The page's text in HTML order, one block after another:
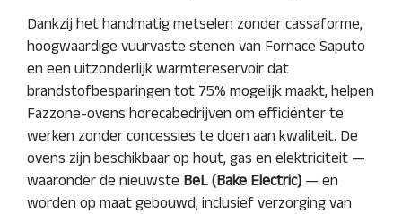
Dankzij het handmatig metselen zonder cassaforme,
hoogwaardige vuurvaste stenen van Fornace Saputo
en een uitzonderlijk warmtereservoir dat
brandstofbesparingen tot 75% mogelijk maakt, helpen
Fazzone-ovens horecabedrijven om efficiënter te
werken zonder concessies te doen aan kwaliteit. De
ovens zijn beschikbaar op hout, gas en elektriciteit —
waaronder de nieuwste BeL (Bake Electric) — en
worden op maat gebouwd, inclusief verzorging van